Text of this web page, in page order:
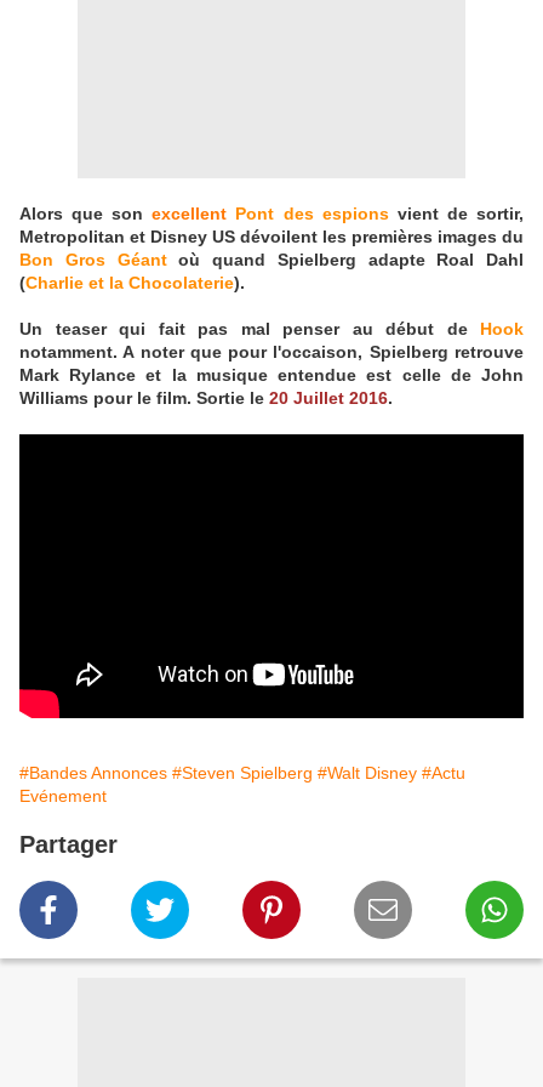
Alors que sonexcellent Pont des espionsvient de sortir,
Metropolitan et Disney US dévoilent les premières images du
Bon Gros Géantoù quand Spielberg adapte Roal Dahl
(Charlie et la Chocolaterie).
Un teaser qui fait pas mal penser au début de Hook
notamment. A noter que pour l'occaison, Spielberg retrouve
Mark Rylance et la musique entendue est celle de John
Williams pour le film. Sortie le 20 Juillet 2016.
#Bandes Annonces #Steven Spielberg #Walt Disney #Actu
Evénement
Partager